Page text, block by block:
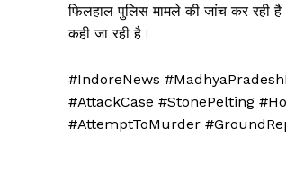
फिलहाल पुलिस मामले की जांच कर रही
कही जा रही है।
#IndoreNews
#AttackCase #StonePelting
#AttemptToMurder